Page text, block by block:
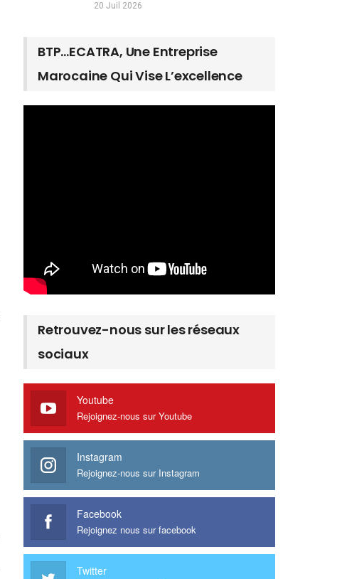
20 Juil 2026
BTP…ECATRA, Une Entreprise
Marocaine Qui Vise L’excellence
Retrouvez-nous sur les réseaux
sociaux
Youtube
Rejoignez-nous sur Youtube
Instagram
Rejoignez-nous sur Instagram
Facebook
Rejoignez nous sur facebook
Twitter